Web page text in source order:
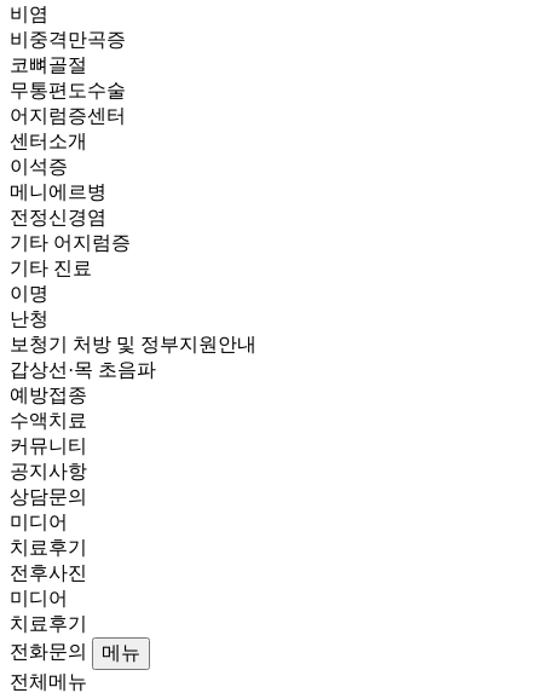
비염
비중격만곡증
코뼈골절
무통편도수술
어지럼증센터
센터소개
이석증
메니에르병
전정신경염
기타 어지럼증
기타 진료
이명
난청
보청기 처방 및 정부지원안내
갑상선·목 초음파
예방접종
수액치료
커뮤니티
공지사항
상담문의
미디어
치료후기
전후사진
미디어
치료후기
전화문의
메뉴
전체메뉴